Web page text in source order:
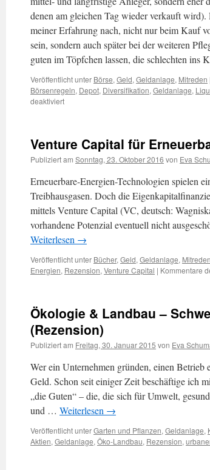
denen am gleichen Tag wieder verkauft
meiner Erfahrung nach, nicht nur beim Kauf
sein, sondern auch später bei der weiteren
guten im Töpfchen lassen, die schlechten ins
Veröffentlicht unter Börse, Geld, Geldanlage, Mitreden
Börsenregeln, Depot, Diversifikation, Geldanlage,
deaktiviert
Venture Capital für
Publiziert am Sonntag, 23. Oktober 2016 von Eva
Erneuerbare-Energien-Technologien spielen
Treibhausgasen. Doch die
mittels Venture Capital (VC, deutsch:
vorhandene Potenzial eventuell nicht
Weiterlesen →
Veröffentlicht unter Bücher, Geld, Geldanlage, Mitreden
Energien, Rezension, Venture Capital | Kommentare
Ökologie & Landbau –
(Rezension)
Publiziert am Freitag, 30. Januar 2015 von Eva
Wer ein Unternehmen gründen, einen
Geld. Schon seit einiger Zeit beschäftige ich
„die Guten“ – die, die sich für Umwelt,
und … Weiterlesen →
Veröffentlicht unterGarten und Pflanzen, Geldanlage,
Aktien, Geldanlage, Öko-Landbau, Rezension,